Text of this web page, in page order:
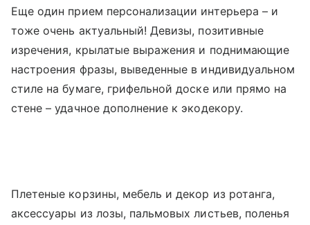
Еще один прием персонализации интерьера – и
тоже очень актуальный! Девизы, позитивные
изречения, крылатые выражения и поднимающие
настроения фразы, выведенные в индивидуальном
стиле на бумаге, грифельной доске или прямо на
стене – удачное дополнение к экодекору.
Плетеные корзины, мебель и декор из ротанга,
аксессуары из лозы, пальмовых листьев, поленья